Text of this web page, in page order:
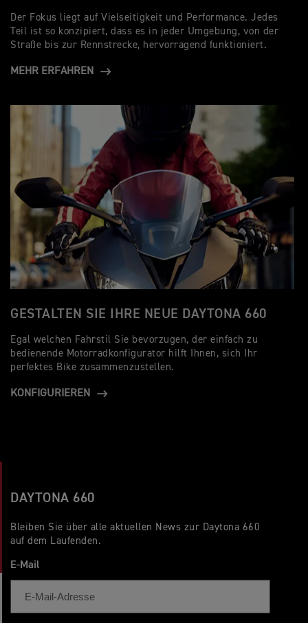
Der Fokus liegt auf Vielseitigkeit und Performance. Jedes
Teil ist so konzipiert, dass es in jeder Umgebung, von der
Straße bis zur Rennstrecke, hervorragend funktioniert.
MEHR ERFAHREN
GESTALTEN SIE IHRE NEUE DAYTONA 660
Egal welchen Fahrstil Sie bevorzugen, der einfach zu
bedienende Motorradkonfigurator hilft Ihnen, sich Ihr
perfektes Bike zusammenzustellen.
KONFIGURIEREN
DAYTONA 660
Bleiben Sie über alle aktuellen News zur Daytona 660
auf dem Laufenden.
E-Mail